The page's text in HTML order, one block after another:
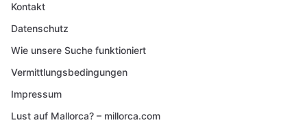
Kontakt
Datenschutz
Wie unsere Suche funktioniert
Vermittlungsbedingungen
Impressum
Lust auf Mallorca? – millorca.com